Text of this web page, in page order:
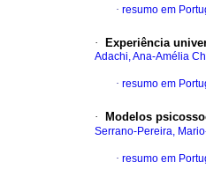
· resumo em
· Experiência
Adachi, Ana-Amélia
· resumo em
· Modelos
Serrano-Pereira,
· resumo em